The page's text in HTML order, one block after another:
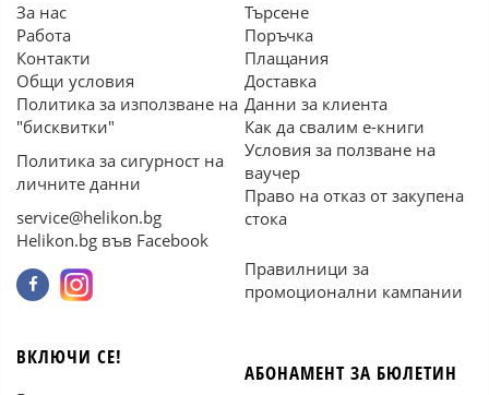
За нас
Работа
Контакти
Общи условия
Политика за използване на
"бисквитки"
Политика за сигурност на
личните данни
service@helikon.bg
Helikon.bg във Facebook
Търсене
Поръчка
Плащания
Доставка
Данни за клиента
Как да свалим е-книги
Условия за ползване на
ваучер
Право на отказ от закупена
стока
Правилници за
промоционални кампании
ВКЛЮЧИ СЕ!
АБОНАМЕНТ ЗА БЮЛЕТИН